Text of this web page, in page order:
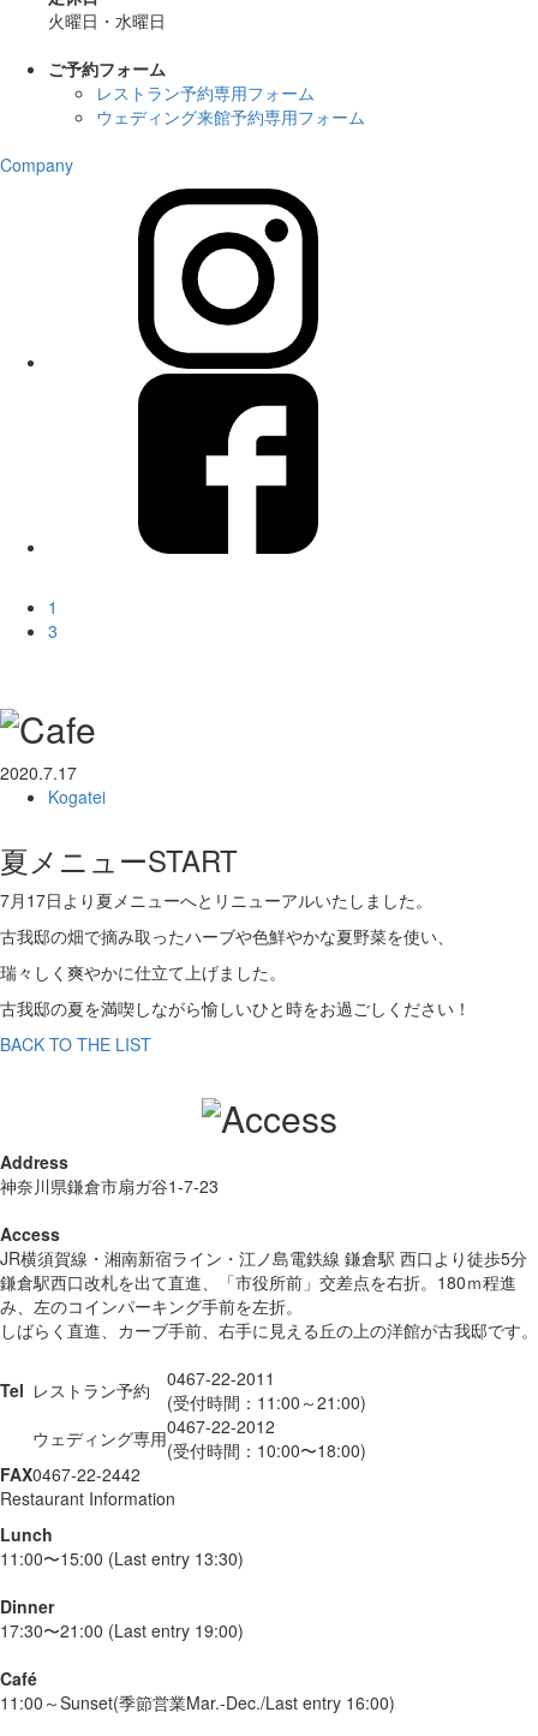
火曜日・水曜日
ご予約フォーム
レストラン予約専用フォーム
ウェディング来館予約専用フォーム
Company
1
3
2020.7.17
Kogatei
夏メニューSTART
7月17日より夏メニューへとリニューアルいたしました。
古我邸の畑で摘み取ったハーブや色鮮やかな夏野菜を使い、
瑞々しく爽やかに仕立て上げました。
古我邸の夏を満喫しながら愉しいひと時をお過ごしください！
BACK TO THE LIST
Address
神奈川県鎌倉市扇ガ谷1-7-23
Access
JR横須賀線・湘南新宿ライン・江ノ島電鉄線 鎌倉駅 西口より徒歩5分
鎌倉駅西口改札を出て直進、「市役所前」交差点を右折。180ｍ程進
み、左のコインパーキング手前を左折。
しばらく直進、カーブ手前、右手に見える丘の上の洋館が古我邸です。
Tel レストラン予約
0467-22-2011
(受付時間：11:00～21:00)
ウェディング専用0467-22-2012
(受付時間：10:00〜18:00)
FAX0467-22-2442
Restaurant Information
Lunch
11:00〜15:00 (Last entry 13:30)
Dinner
17:30〜21:00 (Last entry 19:00)
Café
11:00～Sunset(季節営業Mar.-Dec./Last entry 16:00)